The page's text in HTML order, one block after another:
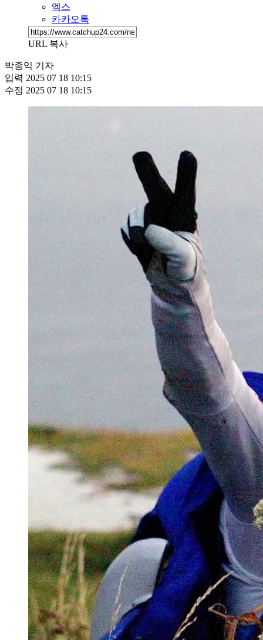
엑스
카카오톡
URL 복사
박종익 기자
입력 2025 07 18 10:15
수정 2025 07 18 10:15